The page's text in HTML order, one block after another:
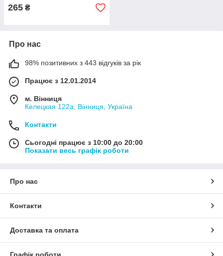
265 ₴
Про нас
98% позитивних з 443 відгуків за рік
Працює з 12.01.2014
м. Вінниця
Келецкая 122а, Вінниця, Україна
Контакти
Сьогодні працює з 10:00 до 20:00
Показати весь графік роботи
Про нас
Контакти
Доставка та оплата